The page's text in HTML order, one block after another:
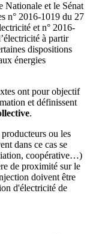
Nationale et le Sénat
n° 2016-1019 du 27
et n° 2016-
à partir
dispositions
énergies
ont pour objectif
et définissent
.
ou les
dans ce cas se
coopérative…)
de proximité sur le
doivent être
d'électricité de